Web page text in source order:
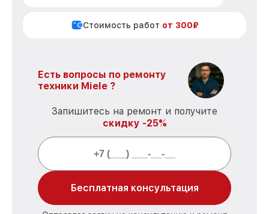
Стоимость работ от 300₽
Есть вопросы по ремонту
техники Miele ?
Запишитесь на ремонт и получите
скидку -25%
Бесплатная консультация